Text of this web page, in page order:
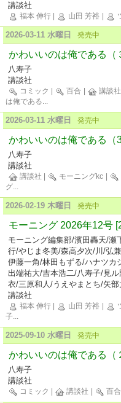
講談社
福本 伸行 山田 芳裕
2026-03-11 水曜日 発売中
かわいいのは俺である（
八寿子
講談社
コミック 百合 講談
は俺である...
2026-03-11 水曜日 発売中
かわいいのは俺である（3
八寿子
講談社
講談社 モーニングkc
グ...
2026-02-19 木曜日 発売中
モーニング 2026年12号
モーニング編集部/濱田轟天/瀬
行/やじま冬美/森高夕次/川/弘
伊藤一角/林田もずる/ハナツカ
出端祐大/吉本浩二/八寿子/見
衣/三原和人/うえやまとち/矢部
講談社
福本 伸行 山田 芳裕
子...
2025-09-10 水曜日 発売中
かわいいのは俺である（
八寿子
講談社
コミック 講談社 百合